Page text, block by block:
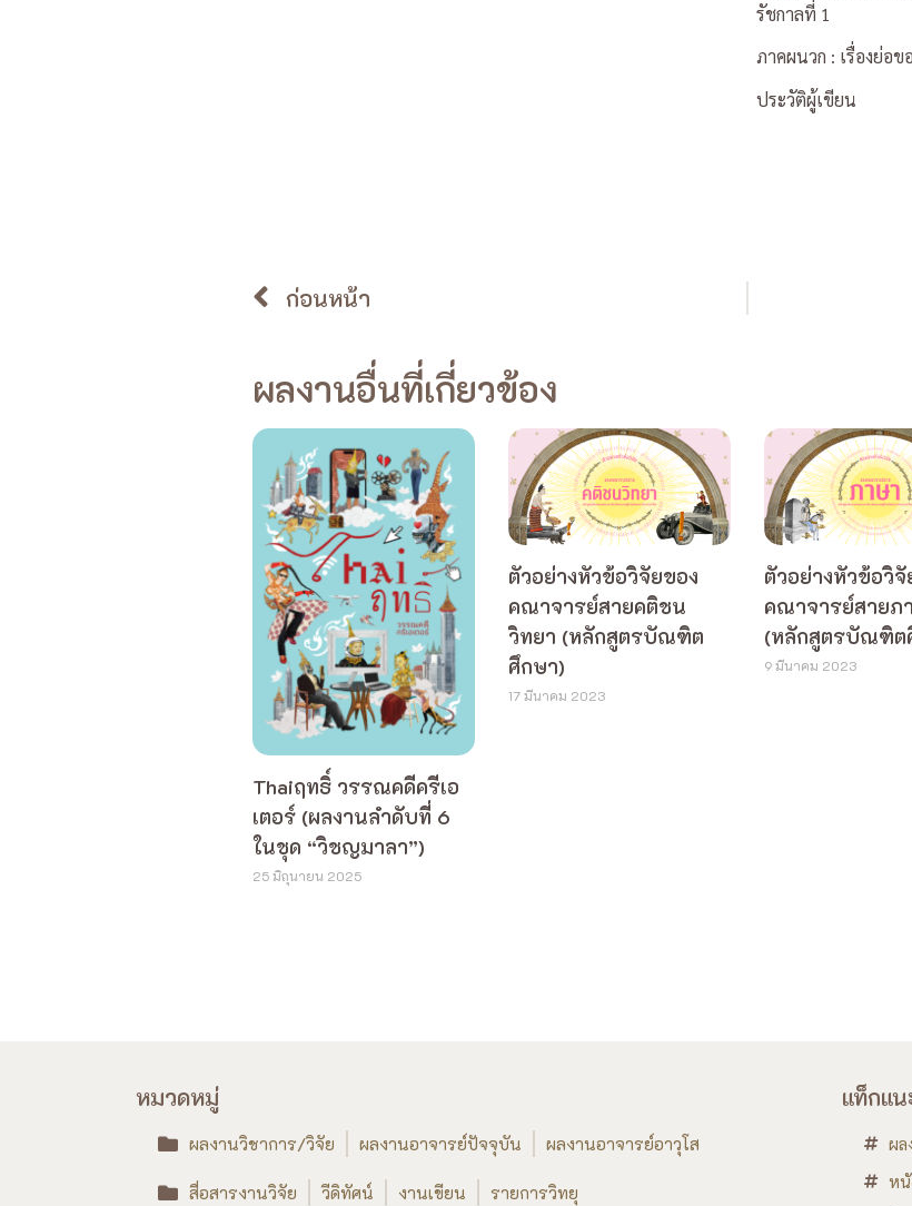
รัชกาลที่ 1
ภาคผนวก : เรื่องย่อข
ประวัติผู้เขียน
ก่อนหน้า
ผลงานอื่นที่เกี่ยวข้อง
Thaiฤทธิ์ วรรณคดีครีเอ
เตอร์ (ผลงานลำดับที่ 6
ในชุด “วิชญมาลา”)
25 มิถุนายน 2025
ตัวอย่างหัวข้อวิจัยของ
คณาจารย์สายคติชน
วิทยา (หลักสูตรบัณฑิต
ศึกษา)
17 มีนาคม 2023
ตัวอย่างหัวข้อวิจั
คณาจารย์สายภ
(หลักสูตรบัณฑิต
9 มีนาคม 2023
หมวดหมู่
ผลงานวิชาการ/วิจัย ผลงานอาจารย์ปัจจุบัน ผลงานอาจารย์อาวุโส
สื่อสารงานวิจัย วีดิทัศน์ งานเขียน รายการวิทยุ
แท็กแ
ผล
หนั